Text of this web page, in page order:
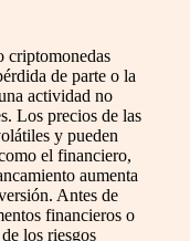
criptomonedas
de parte o la
actividad no
Los precios de las
y pueden
el financiero,
aumenta
Antes de
financieros o
los riesgos